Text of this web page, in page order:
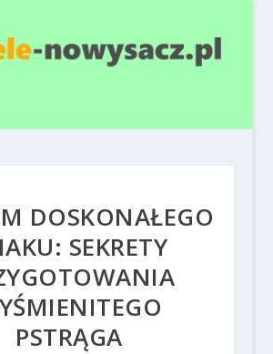
DOSKONAŁEGO
SEKRETY
PSTRĄGA